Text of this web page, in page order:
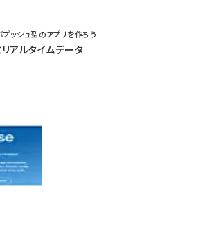
ッシュ型のアプリを作ろう
アルタイムデータ